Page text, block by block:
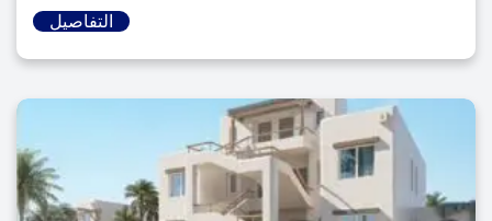
التفاصيل